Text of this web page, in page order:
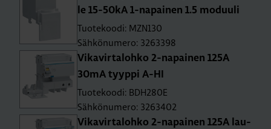
le 15-50­kA 1-na­pai­nen 1.5 mo­duu­li
Tuotekoodi: MZN130
Sähkönumero: 3263398
Vi­ka­vir­ta­loh­ko 2-na­pai­nen 125A
30mA tyyp­pi A-HI
Tuotekoodi: BDH280E
Sähkönumero: 3263402
Vi­ka­vir­ta­loh­ko 2-na­pai­nen 125A lau­